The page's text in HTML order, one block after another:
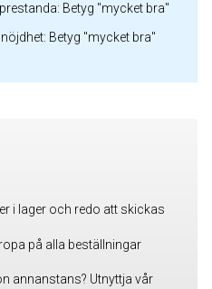
Betyg "mycket bra"
Betyg "mycket bra"
i lager och redo att skickas
på alla beställningar
annanstans? Utnyttja vår